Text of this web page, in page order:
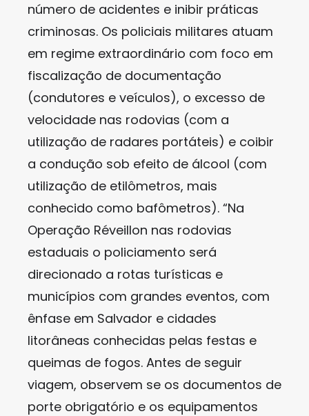
número de acidentes e inibir práticas
criminosas. Os policiais militares atuam
em regime extraordinário com foco em
fiscalização de documentação
(condutores e veículos), o excesso de
velocidade nas rodovias (com a
utilização de radares portáteis) e coibir
a condução sob efeito de álcool (com
utilização de etilômetros, mais
conhecido como bafômetros). “Na
Operação Réveillon nas rodovias
estaduais o policiamento será
direcionado a rotas turísticas e
municípios com grandes eventos, com
ênfase em Salvador e cidades
litorâneas conhecidas pelas festas e
queimas de fogos. Antes de seguir
viagem, observem se os documentos de
porte obrigatório e os equipamentos